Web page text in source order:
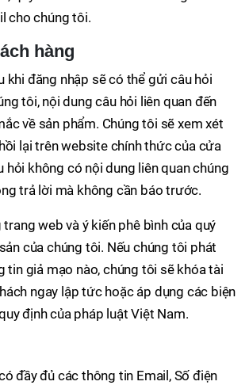
cho chúng tôi.
hàng
khi đăng nhập sẽ có thể gửi câu hỏi
tôi, nội dung câu hỏi liên quan đến
về sản phẩm. Chúng tôi sẽ xem xét
lại trên website chính thức của cửa
hỏi không có nội dung liên quan chúng
trả lời mà không cần báo trước.
trang web và ý kiến phê bình của quý
của chúng tôi. Nếu chúng tôi phát
tin giả mạo nào, chúng tôi sẽ khóa tài
ngay lập tức hoặc áp dụng các biện
định của pháp luật Việt Nam.
đầy đủ các thông tin Email, Số điện